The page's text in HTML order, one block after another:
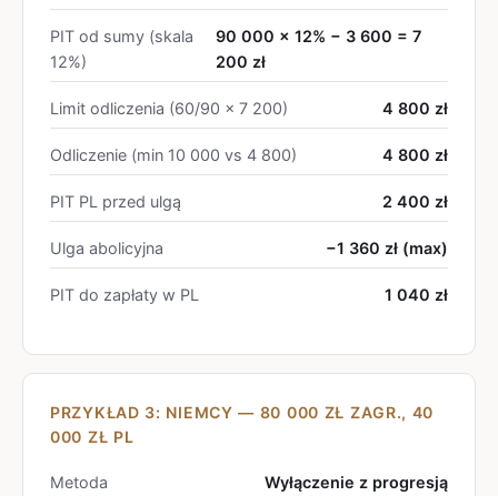
PIT od sumy (skala
12%)
90 000 × 12% − 3 600 = 7
200 zł
Limit odliczenia (60/90 × 7 200) 4 800 zł
Odliczenie (min 10 000 vs 4 800) 4 800 zł
PIT PL przed ulgą 2 400 zł
Ulga abolicyjna −1 360 zł (max)
PIT do zapłaty w PL 1 040 zł
PRZYKŁAD 3: NIEMCY — 80 000 ZŁ ZAGR., 40
000 ZŁ PL
Metoda Wyłączenie z progresją